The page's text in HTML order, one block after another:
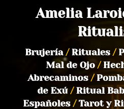
Amelia
Brujería /Rituales /
Mal de Ojo /
Abrecaminos/
de Exú/Ritual
Españoles/Tarot y